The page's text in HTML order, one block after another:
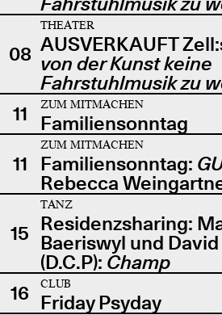
08
THEATER
AUSVERKAUFT
von der Kunst keine
Fahrstuhlmusik zu
11
ZUM MITMACHEN
Familiensonntag
11
ZUM MITMACHEN
Familiensonntag:
Rebecca
15
TANZ
Residenzsharing:
Baeriswyl und
(D.C.P): Champ
16
CLUB
Friday Psyday